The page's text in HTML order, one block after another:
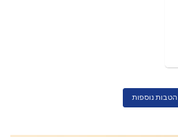
הטבות נוספות